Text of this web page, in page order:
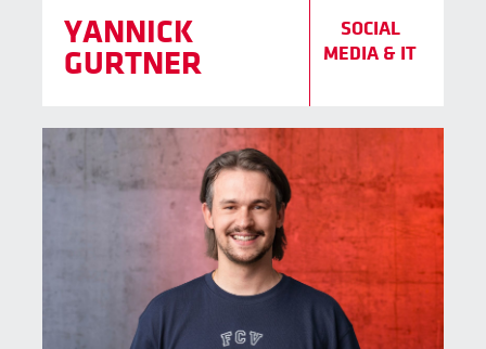
YANNICK
GURTNER
SOCIAL
MEDIA & IT